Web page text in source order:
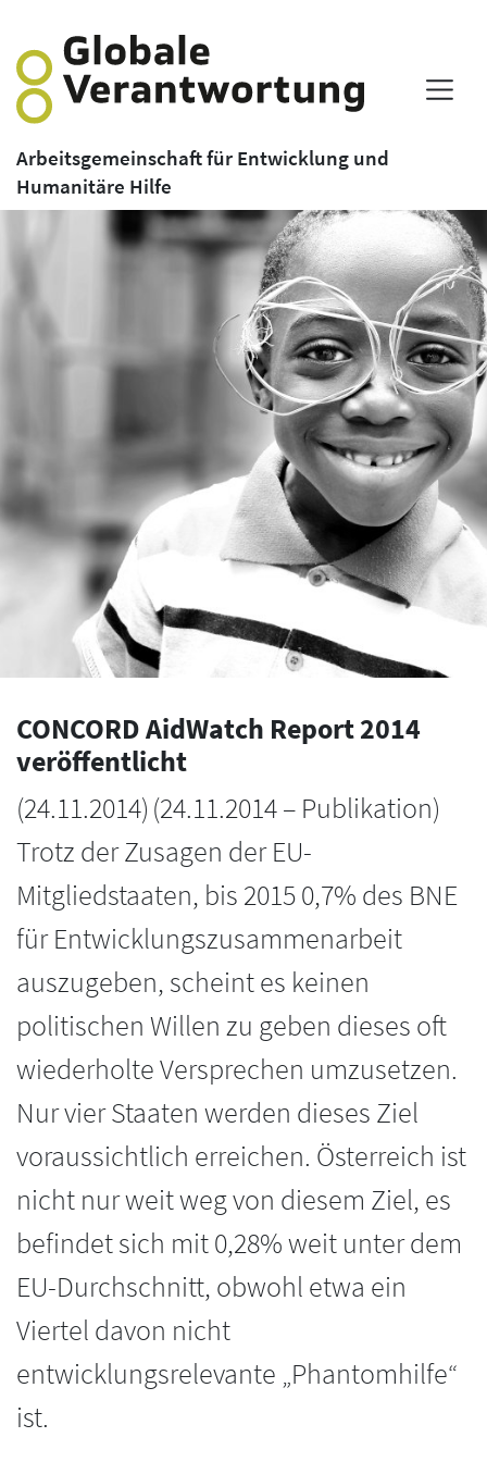
Arbeitsgemeinschaft für Entwicklung und
Humanitäre Hilfe
CONCORD AidWatch Report 2014
veröffentlicht
(24.11.2014) (24.11.2014 – Publikation)
Trotz der Zusagen der EU-
Mitgliedstaaten, bis 2015 0,7% des BNE
für Entwicklungszusammenarbeit
auszugeben, scheint es keinen
politischen Willen zu geben dieses oft
wiederholte Versprechen umzusetzen.
Nur vier Staaten werden dieses Ziel
voraussichtlich erreichen. Österreich ist
nicht nur weit weg von diesem Ziel, es
befindet sich mit 0,28% weit unter dem
EU-Durchschnitt, obwohl etwa ein
Viertel davon nicht
entwicklungsrelevante „Phantomhilfe“
ist.